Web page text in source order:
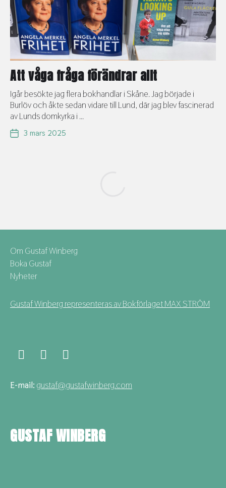
Att våga fråga förändrar allt
Igår besökte jag flera bokhandlar i Skåne. Jag började i
Burlöv och åkte sedan vidare till Lund, där jag blev fascinerad
av Lunds domkyrka i ...
3 mars 2025
Om Gustaf Winberg
Boka Gustaf
Nyheter
Gustaf Winberg representeras av Bokförlaget MAX STRÖM
E-mail: gustaf@gustafwinberg.com
GUSTAF WINBERG